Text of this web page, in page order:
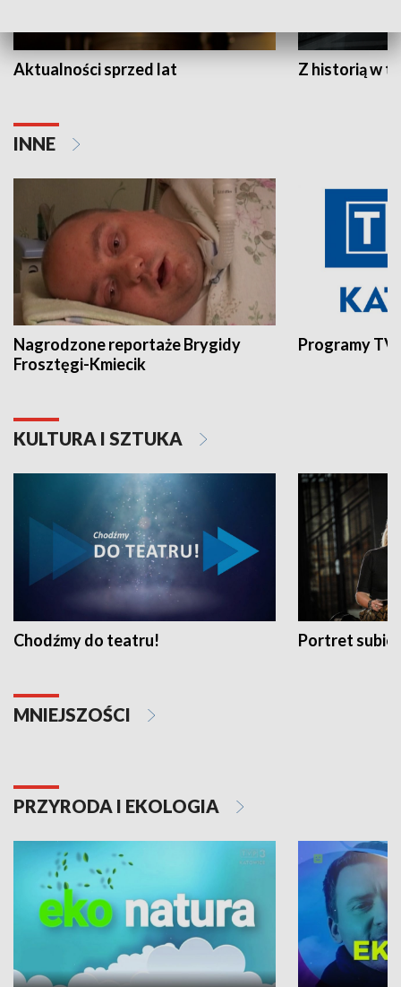
Aktualności sprzed lat Z historią w
INNE
Nagrodzone reportaże Brygidy
Frosztęgi-Kmiecik
Programy
KULTURA I SZTUKA
Chodźmy do teatru! Portret
MNIEJSZOŚCI
PRZYRODA I EKOLOGIA